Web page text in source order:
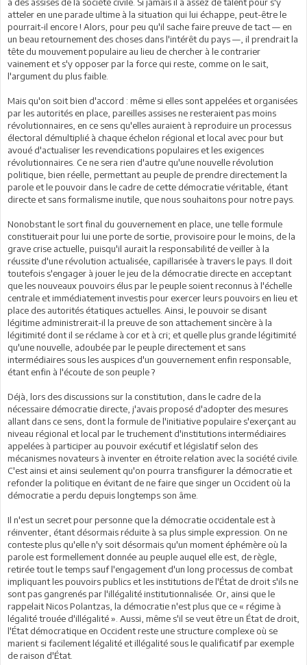
atteler en une parade ultime à la situation qui lui échappe, peut-être le
pourrait-il encore ! Alors, pour peu qu'il sache faire preuve de tact — en
un beau retournement des choses dans l'intérêt du pays —, il prendrait la
tête du mouvement populaire au lieu de chercher à le contrarier
vainement et s'y opposer par la force qui reste, comme on le sait,
l'argument du plus faible.
Mais qu'on soit bien d'accord : même si elles sont appelées et organisées
par les autorités en place, pareilles assises ne resteraient pas moins
révolutionnaires, en ce sens qu'elles auraient à reproduire un processus
électoral démultiplié à chaque échelon régional et local avec pour but
avoué d'actualiser les revendications populaires et les exigences
révolutionnaires. Ce ne sera rien d'autre qu'une nouvelle révolution
politique, bien réelle, permettant au peuple de prendre directement la
parole et le pouvoir dans le cadre de cette démocratie véritable, étant
directe et sans formalisme inutile, que nous souhaitons pour notre pays.
Nonobstant le sort final du gouvernement en place, une telle formule
constituerait pour lui une porte de sortie, provisoire pour le moins, de la
grave crise actuelle, puisqu'il aurait la responsabilité de veiller à la
réussite d'une révolution actualisée, capillarisée à travers le pays. Il doit
toutefois s'engager à jouer le jeu de la démocratie directe en acceptant
que les nouveaux pouvoirs élus par le peuple soient reconnus à l'échelle
centrale et immédiatement investis pour exercer leurs pouvoirs en lieu et
place des autorités étatiques actuelles. Ainsi, le pouvoir se disant
légitime administrerait-il la preuve de son attachement sincère à la
légitimité dont il se réclame à cor et à cri; et quelle plus grande légitimité
qu'une nouvelle, adoubée par le peuple directement et sans
intermédiaires sous les auspices d'un gouvernement enfin responsable,
étant enfin à l'écoute de son peuple ?
Déjà, lors des discussions sur la constitution, dans le cadre de la
nécessaire démocratie directe, j'avais proposé d'adopter des mesures
allant dans ce sens, dont la formule de l'initiative populaire s'exerçant au
niveau régional et local par le truchement d'institutions intermédiaires
appelées à participer au pouvoir exécutif et législatif selon des
mécanismes novateurs à inventer en étroite relation avec la société civile.
C'est ainsi et ainsi seulement qu'on pourra transfigurer la démocratie et
refonder la politique en évitant de ne faire que singer un Occident où la
démocratie a perdu depuis longtemps son âme.
Il n'est un secret pour personne que la démocratie occidentale est à
réinventer, étant désormais réduite à sa plus simple expression. On ne
conteste plus qu'elle n'y soit désormais qu'un moment éphémère où la
parole est formellement donnée au peuple auquel elle est, de règle,
retirée tout le temps sauf l'engagement d'un long processus de combat
impliquant les pouvoirs publics et les institutions de l'État de droit s'ils ne
sont pas gangrenés par l'illégalité institutionnalisée. Or, ainsi que le
rappelait Nicos Polantzas, la démocratie n'est plus que ce « régime à
légalité trouée d'illégalité ». Aussi, même s'il se veut être un État de droit,
l'État démocratique en Occident reste une structure complexe où se
marient si facilement légalité et illégalité sous le qualificatif par exemple
de raison d'État.